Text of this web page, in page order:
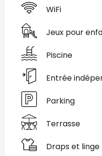
WiFi
Jeux pour
Piscine
Entrée
Parking
Terrasse
Draps et linge